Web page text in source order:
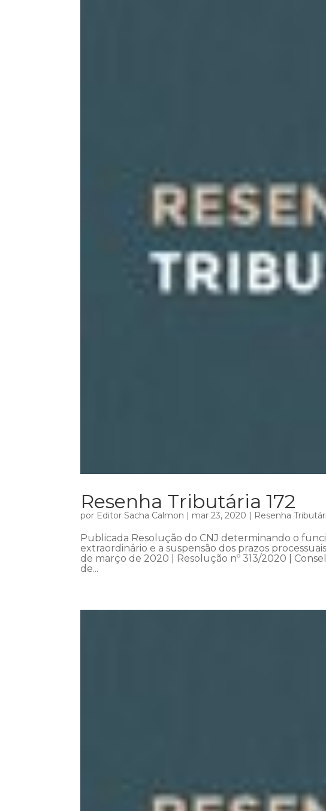
Resenha Tributária 172
por Editor Sacha Calmon | mar 23, 2020 | Resenha
Publicada Resolução do CNJ determinando o
extraordinário e a suspensão dos prazos
de março de 2020 | Resolução nº 313/2020 |
de...